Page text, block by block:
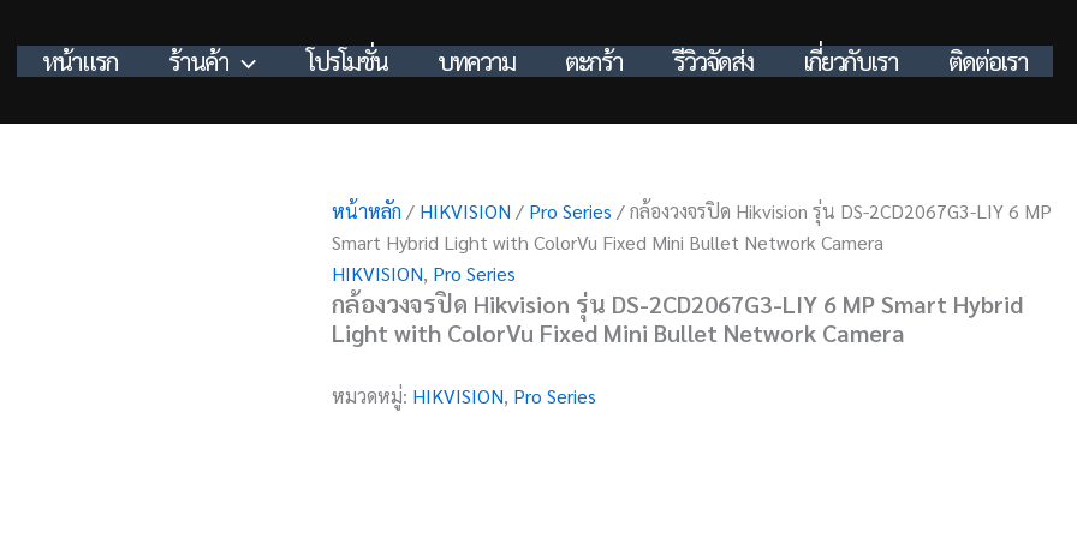
หน้าแรก ร้านค้า โปรโมชั่น บทความ ตะกร้า รีวิวจัดส่ง เกี่ยวกับเรา ติดต่อเรา
หน้าหลัก / HIKVISION / Pro Series / กล้องวงจรปิด Hikvision รุ่น DS-2CD2067G3-LIY 6 MP
Smart Hybrid Light with ColorVu Fixed Mini Bullet Network Camera
HIKVISION, Pro Series
กล้องวงจรปิด Hikvision รุ่น DS-2CD2067G3-LIY 6 MP Smart Hybrid
Light with ColorVu Fixed Mini Bullet Network Camera
หมวดหมู่: HIKVISION, Pro Series